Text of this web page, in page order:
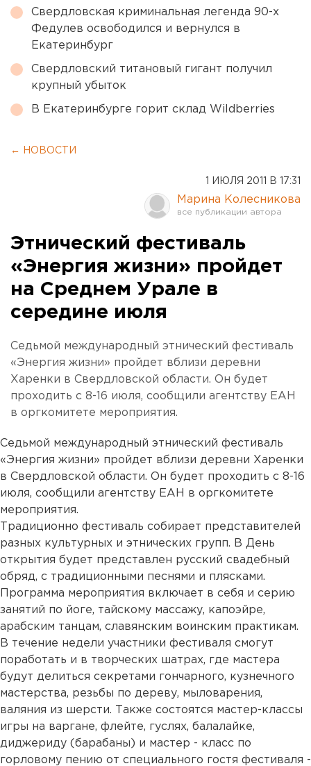
Свердловская криминальная легенда 90-х
Федулев освободился и вернулся в
Екатеринбург
Свердловский титановый гигант получил
крупный убыток
В Екатеринбурге горит склад Wildberries
← НОВОСТИ
1 ИЮЛЯ 2011 В 17:31
Марина Колесникова
Этнический фестиваль
«Энергия жизни» пройдет
на Среднем Урале в
середине июля
Седьмой международный этнический фестиваль
«Энергия жизни» пройдет вблизи деревни
Харенки в Свердловской области. Он будет
проходить с 8-16 июля, сообщили агентству ЕАН
в оргкомитете мероприятия.
Седьмой международный этнический фестиваль
«Энергия жизни» пройдет вблизи деревни Харенки
в Свердловской области. Он будет проходить с 8-16
июля, сообщили агентству ЕАН в оргкомитете
мероприятия.
Традиционно фестиваль собирает представителей
разных культурных и этнических групп. В День
открытия будет представлен русский свадебный
обряд, с традиционными песнями и плясками.
Программа мероприятия включает в себя и серию
занятий по йоге, тайскому массажу, капоэйре,
арабским танцам, славянским воинским практикам.
В течение недели участники фестиваля смогут
поработать и в творческих шатрах, где мастера
будут делиться секретами гончарного, кузнечного
мастерства, резьбы по дереву, мыловарения,
валяния из шерсти. Также состоятся мастер-классы
игры на варгане, флейте, гуслях, балалайке,
диджериду (барабаны) и мастер - класс по
горловому пению от специального гостя фестиваля -